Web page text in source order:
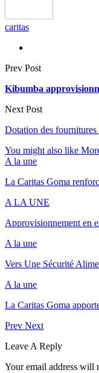
caritas
Prev Post
Kibumba
Next Post
Dotation des
You might also like
A la une
La Caritas Goma
A LA UNE
Approvisionnement en
A la une
Vers Une Sécurité
A la une
La Caritas Goma
Prev Next
Leave A Reply
Your email address will